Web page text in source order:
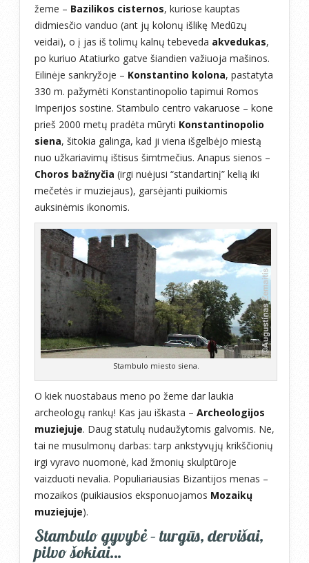
žeme – Bazilikos cisternos, kuriose kauptas
didmiesčio vanduo (ant jų kolonų išlikę Medūzų
veidai), o į jas iš tolimų kalnų tebeveda akvedukas,
po kuriuo Atatiurko gatve šiandien važiuoja mašinos.
Eilinėje sankryžoje – Konstantino kolona, pastatyta
330 m. pažymėti Konstantinopolio tapimui Romos
Imperijos sostine. Stambulo centro vakaruose – kone
prieš 2000 metų pradėta mūryti Konstantinopolio
siena, šitokia galinga, kad ji viena išgelbėjo miestą
nuo užkariavimų ištisus šimtmečius. Anapus sienos –
Choros bažnyčia (irgi nuėjusi “standartinį” kelią iki
mečetės ir muziejaus), garsėjanti puikiomis
auksinėmis ikonomis.
Stambulo miesto siena.
O kiek nuostabaus meno po žeme dar laukia
archeologų rankų! Kas jau iškasta – Archeologijos
muziejuje. Daug statulų nudaužytomis galvomis. Ne,
tai ne musulmonų darbas: tarp ankstyvųjų krikščionių
irgi vyravo nuomonė, kad žmonių skulptūroje
vaizduoti nevalia. Populiariausias Bizantijos menas –
mozaikos (puikiausios eksponuojamos Mozaikų
muziejuje).
Stambulo gyvybė – turgūs, dervišai,
pilvo šokiai…